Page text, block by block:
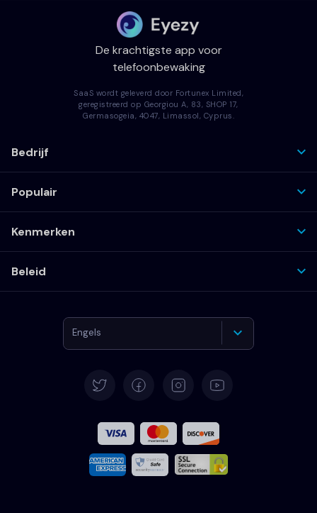
De krachtigste app voor
telefoonbewaking
SaaS wordt geleverd door Fortunex Limited,
geregistreerd op Georgiou A, 83, SHOP 17,
Germasogeia, 4047, Limassol, Cyprus.
Bedrijf
Populair
Kenmerken
Beleid
Engels
Italiaans